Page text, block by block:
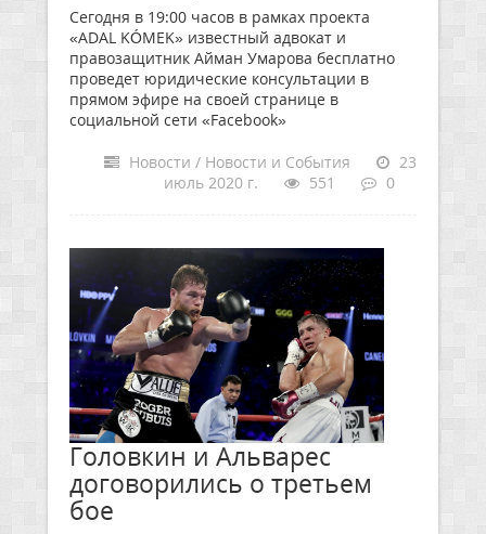
Сегодня в 19:00 часов в рамках проекта
«ADAL KÓMEK» известный адвокат и
правозащитник Айман Умарова бесплатно
проведет юридические консультации в
прямом эфире на своей странице в
социальной сети «Facebook»
Новости / Новости и События
23
июль 2020 г.
551 0
Головкин и Альварес
договорились о третьем
бое